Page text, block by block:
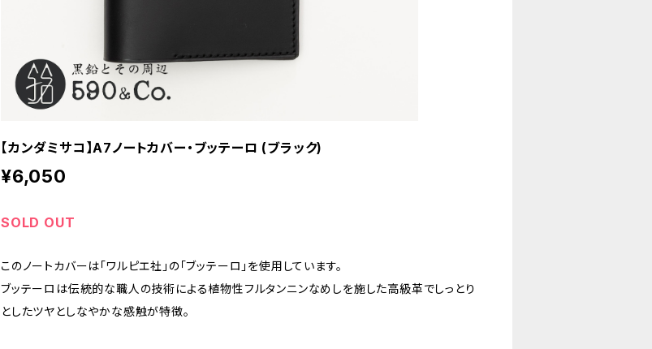
【カンダミサコ】A7ノートカバー・ブッテーロ (ブラック)
¥6,050
SOLD OUT
このノートカバーは「ワルピエ社」の「ブッテーロ」を使用しています。
ブッテーロは伝統的な職人の技術による植物性フルタンニンなめしを施した高級革でしっとり
としたツヤとしなやかな感触が特徴。